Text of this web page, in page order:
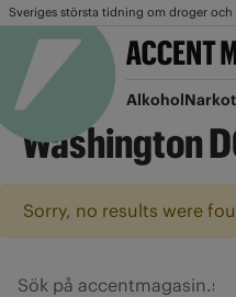
Sveriges största tidning om droger
Alkohol
Washington
Sorry, no results were